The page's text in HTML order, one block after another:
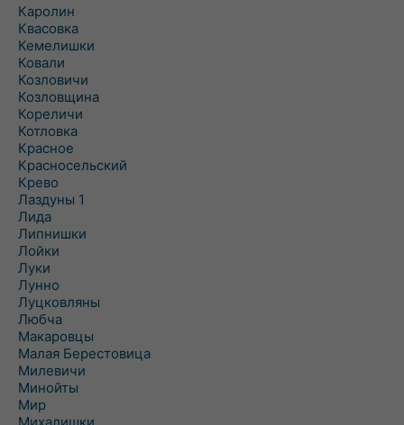
Каролин
Квасовка
Кемелишки
Ковали
Козловичи
Козловщина
Кореличи
Котловка
Красное
Красносельский
Крево
Лаздуны 1
Лида
Липнишки
Лойки
Луки
Лунно
Луцковляны
Любча
Макаровцы
Малая Берестовица
Милевичи
Минойты
Мир